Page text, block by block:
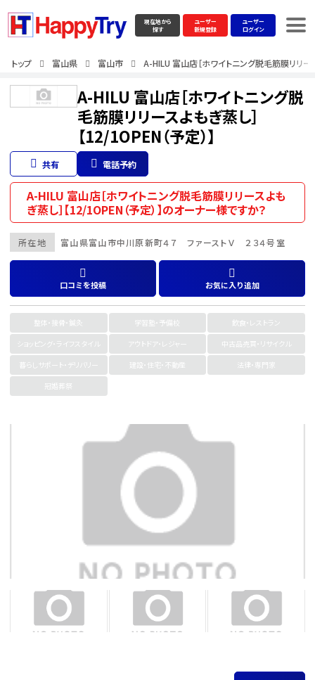
現在地から
探す
ユーザー
新規登録
ユーザー
ログイン
トップ 富山県 富山市 A-HILU 富山店［ホワイトニング脱毛筋膜リリー
A-HILU 富山店［ホワイトニング脱
毛筋膜リリースよもぎ蒸し］
【12/1OPEN（予定）】
共有 電話予約
A-HILU 富山店［ホワイトニング脱毛筋膜リリースよも
ぎ蒸し］【12/1OPEN（予定）】のオーナー様ですか？
所在地 富山県富山市中川原新町４７ ファーストＶ ２３４号室
口コミを投稿 お気に入り追加
整体・接骨・鍼灸 学習塾・予備校
飲食・レストラン
ショッピング・ライフスタイル
アウトドア・レジャー
中古品売買・リサイクル
暮らしサポート・デリバリー
建設・住宅・不動産
法律・専門家
冠婚葬祭